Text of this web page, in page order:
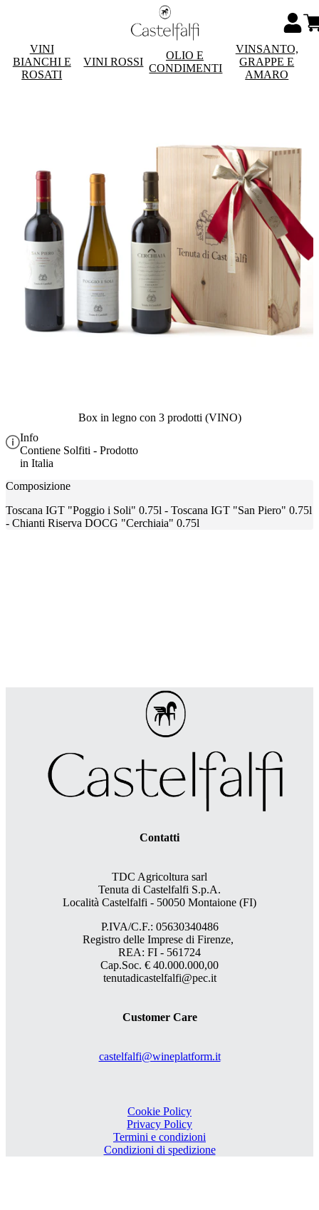
VINI
BIANCHI E
ROSATI
VINI ROSSI
OLIO E
CONDIMENTI
VINSANTO,
GRAPPE E
AMARO
Box in legno con 3 prodotti (VINO)
Info
Contiene Solfiti - Prodotto
in Italia
Composizione
Toscana IGT "Poggio i Soli" 0.75l - Toscana IGT "San Piero" 0.75l
- Chianti Riserva DOCG "Cerchiaia" 0.75l
Contatti
TDC Agricoltura sarl
Tenuta di Castelfalfi S.p.A.
Località Castelfalfi - 50050 Montaione (FI)
P.IVA/C.F.: 05630340486
Registro delle Imprese di Firenze,
REA: FI - 561724
Cap.Soc. € 40.000.000,00
tenutadicastelfalfi@pec.it
Customer Care
castelfalfi@wineplatform.it
Cookie Policy
Privacy Policy
Termini e condizioni
Condizioni di spedizione